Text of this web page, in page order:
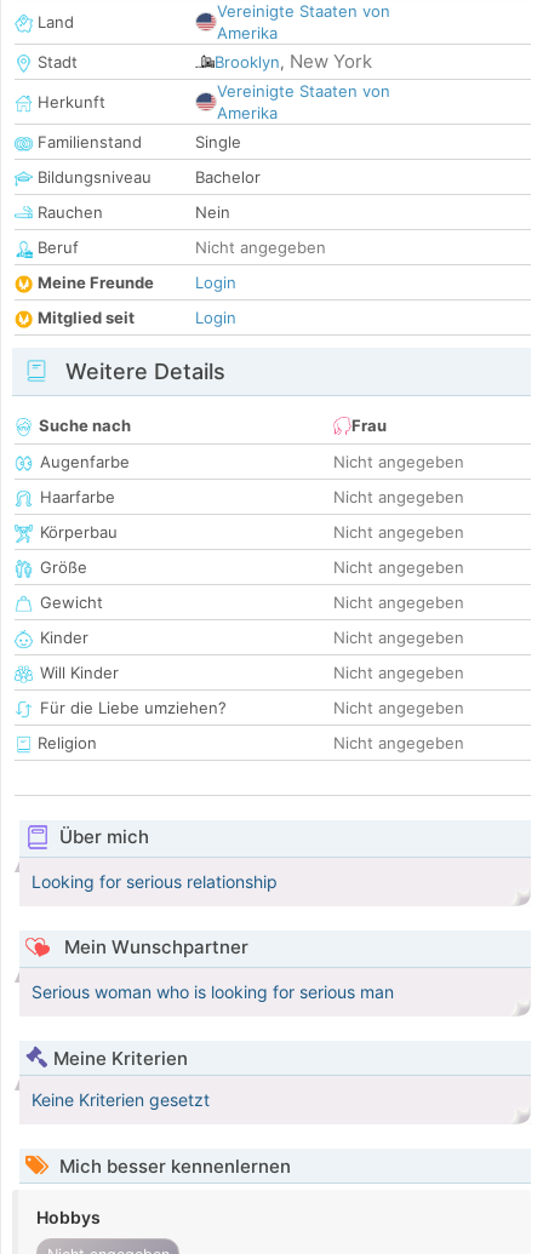
Land
Vereinigte Staaten von
Amerika
Stadt
Brooklyn, New York
Herkunft
Vereinigte Staaten von
Amerika
Familienstand
Single
Bildungsniveau
Bachelor
Rauchen
Nein
Beruf
Nicht angegeben
Meine Freunde
Login
Mitglied seit
Login
Weitere Details
Suche nach
Frau
Augenfarbe
Nicht angegeben
Haarfarbe
Nicht angegeben
Körperbau
Nicht angegeben
Größe
Nicht angegeben
Gewicht
Nicht angegeben
Kinder
Nicht angegeben
Will Kinder
Nicht angegeben
Für die Liebe umziehen?
Nicht angegeben
Religion
Nicht angegeben
Über mich
Looking for serious relationship
Mein Wunschpartner
Serious woman who is looking for serious man
Meine Kriterien
Keine Kriterien gesetzt
Mich besser kennenlernen
Hobbys